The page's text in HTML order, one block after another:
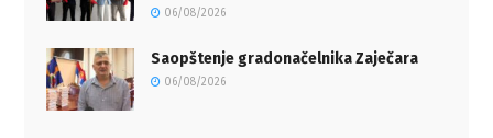
06/08/2026
Saopštenje gradonačelnika Zaječara
06/08/2026